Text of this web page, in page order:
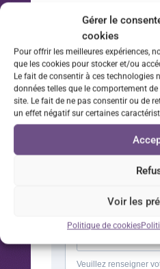
Gérer le
cookies
Pour offrir les meilleures expériences,
que les cookies pour stocker et/ou
Le fait de consentir à ces technologies
données telles que le comportement
site. Le fait de ne pas consentir ou de
un effet négatif sur certaines
Voir les
Politique de cookies
*Offre valable 30 jours à
à la newsletter sur votre